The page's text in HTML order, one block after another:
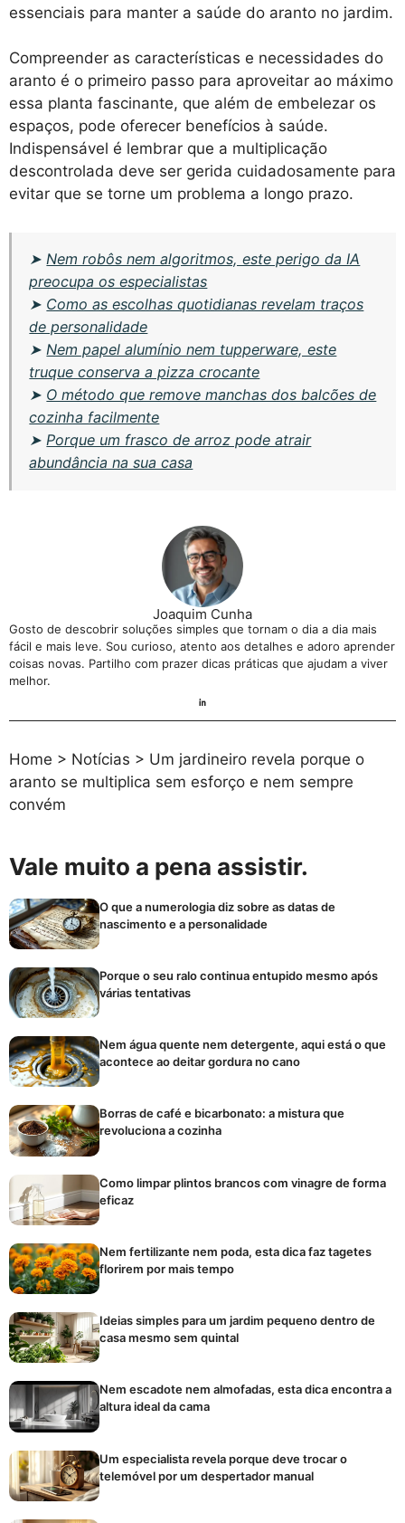
essenciais para manter a saúde do aranto no jardim.
Compreender as características e necessidades do
aranto é o primeiro passo para aproveitar ao máximo
essa planta fascinante, que além de embelezar os
espaços, pode oferecer benefícios à saúde.
Indispensável é lembrar que a multiplicação
descontrolada deve ser gerida cuidadosamente para
evitar que se torne um problema a longo prazo.
➤Nem robôs nem algoritmos, este perigo da IA
preocupa os especialistas
➤ Como as escolhas quotidianas revelam traços
de personalidade
➤Nem papel alumínio nem tupperware, este
truque conserva a pizza crocante
➤ O método que remove manchas dos balcões de
cozinha facilmente
➤Porque um frasco de arroz pode atrair
abundância na sua casa
Joaquim Cunha
Gosto de descobrir soluções simples que tornam o dia a dia mais
fácil e mais leve. Sou curioso, atento aos detalhes e adoro aprender
coisas novas. Partilho com prazer dicas práticas que ajudam a viver
melhor.
Home > Notícias > Um jardineiro revela porque o
aranto se multiplica sem esforço e nem sempre
convém
Vale muito a pena assistir.
O que a numerologia diz sobre as datas de
nascimento e a personalidade
Porque o seu ralo continua entupido mesmo após
várias tentativas
Nem água quente nem detergente, aqui está o que
acontece ao deitar gordura no cano
Borras de café e bicarbonato: a mistura que
revoluciona a cozinha
Como limpar plintos brancos com vinagre de forma
eficaz
Nem fertilizante nem poda, esta dica faz tagetes
florirem por mais tempo
Ideias simples para um jardim pequeno dentro de
casa mesmo sem quintal
Nem escadote nem almofadas, esta dica encontra a
altura ideal da cama
Um especialista revela porque deve trocar o
telemóvel por um despertador manual